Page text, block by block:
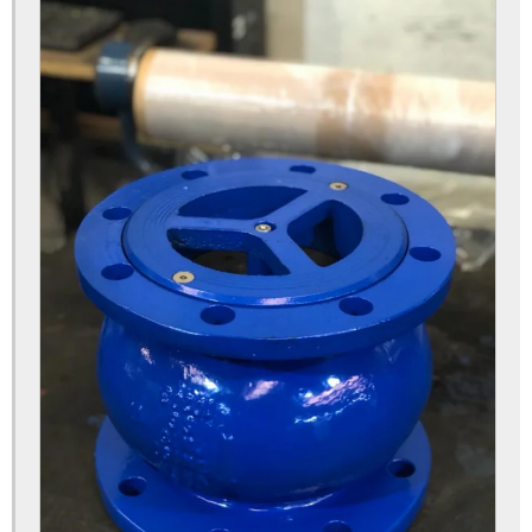
Válvula de alívio de pressão
Válvula de alívio de pressão água
Válvula de alívio de pressão regulável
Válvula de altitude
Válvula antecipadora de onda
Válvula de boia
Válvula de boia alta vazão
Válvula boia industrial
Válvula controladora de bomba
Válvula controladora de nível
Válvula de controle
Válvula de controle de fluxo